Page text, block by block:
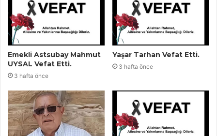
Emekli Astsubay Mahmut
UYSAL Vefat Etti.
3 hafta önce
Yaşar Tarhan Vefat Etti.
3 hafta önce